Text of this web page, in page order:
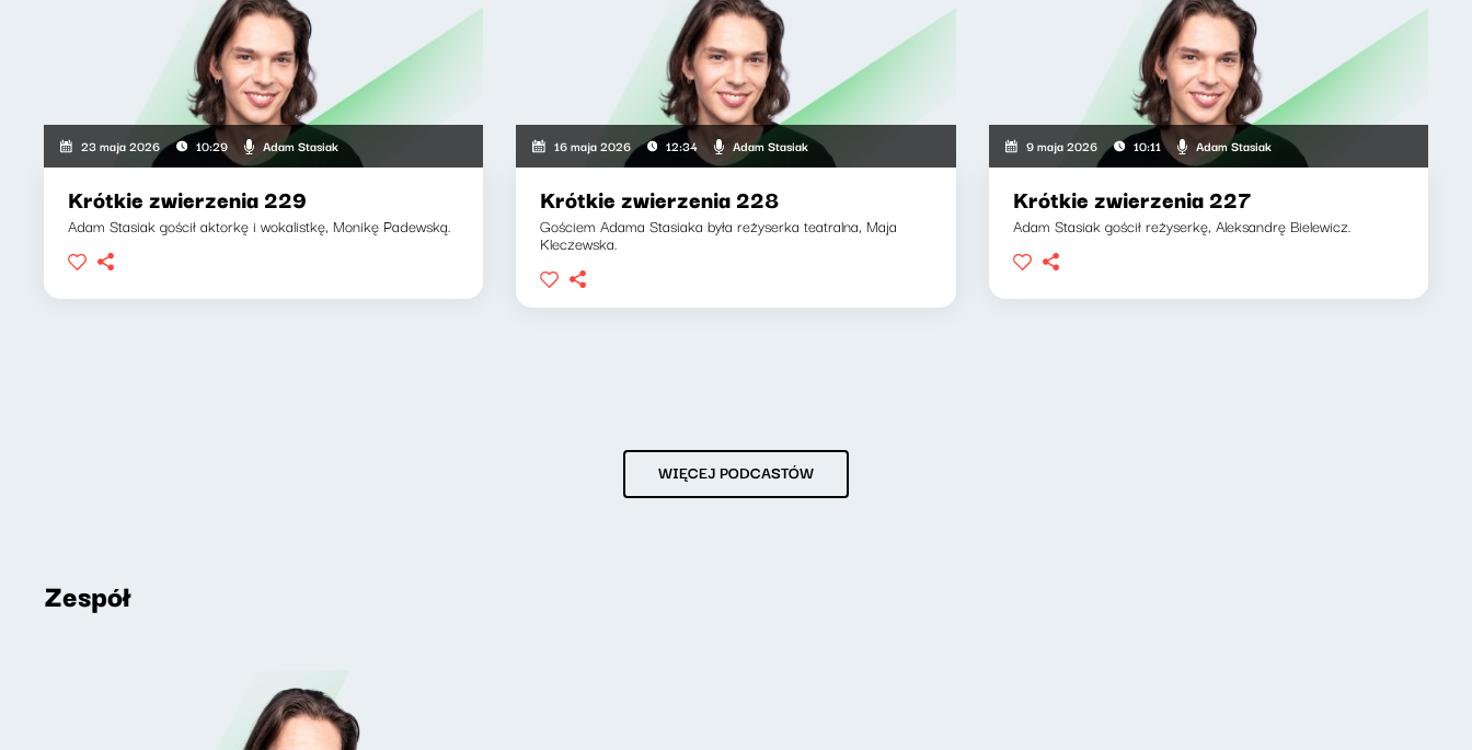
23 maja 2026 10:29 Adam Stasiak
Krótkie zwierzenia 229
Adam Stasiak gościł aktorkę i wokalistkę, Monikę Padewską.
16 maja 2026 12:34 Adam Stasiak
Krótkie zwierzenia 228
Gościem Adama Stasiaka była reżyserka teatralna, Maja
Kleczewska.
9 maja 2026 10:11 Adam Stasiak
Krótkie zwierzenia 227
Adam Stasiak gościł reżyserkę, Aleksandrę Bielewicz.
WIĘCEJ PODCASTÓW
Zespół